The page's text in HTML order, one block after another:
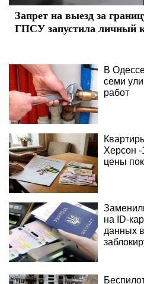
Запрет на выезд за
ГПСУ запустила личный
В
семи
работ
Херсон
цены
на ID-
данных